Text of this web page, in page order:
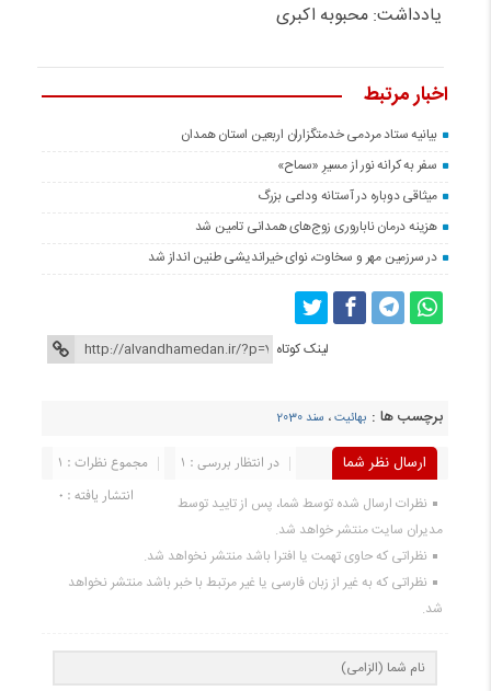
یادداشت: محبوبه اکبری
اخبار مرتبط
بیانیه ستاد مردمی خدمتگزاران اربعین استان همدان
سفر به کرانه‌ نور از مسیرِ «سماح»
میثاقی دوباره در آستانه‌ وداعی بزرگ
هزینه درمان ناباروری زوج‌های همدانی تامین شد
در سرزمین مهر و سخاوت، نوای خیراندیشی طنین انداز شد
لینک کوتاه
برچسب ها : بهائیت، سند 2030
ارسال نظر شما مجموع نظرات : 1
در انتظار بررسی : 1
انتشار یافته : 0
نظرات ارسال شده توسط شما، پس از تایید توسط
مدیران سایت منتشر خواهد شد.
نظراتی که حاوی تهمت یا افترا باشد منتشر نخواهد شد.
نظراتی که به غیر از زبان فارسی یا غیر مرتبط با خبر باشد منتشر نخواهد
شد.